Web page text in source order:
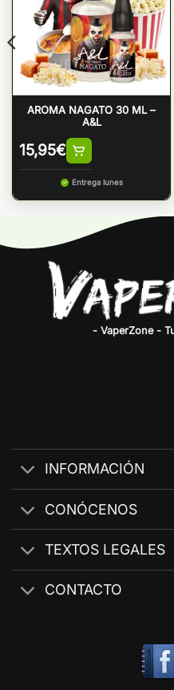
AROMA NAGATO 30 ML –
A&L
15,95€
Entrega lunes
- VaperZone -
INFORMACIÓN
CONÓCENOS
TEXTOS LEGALES
CONTACTO